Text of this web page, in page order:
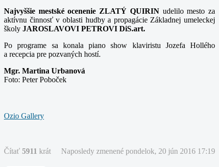
Najvyššie mestské ocenenie ZLATÝ QUIRINudelilo mesto za
aktívnu činnosť v oblasti hudby a propagácie Základnej umeleckej
školy JAROSLAVOVI PETROVI DiS.art.
Po programe sa konala piano show klaviristu Jozefa Hollého
a recepcia pre pozvaných hostí.
Mgr. Martina Urbanová
Foto: Peter Poboček
Ozio Gallery
Čítať 5911 krát Naposledy zmenené pondelok, 20 jún 2016 17:19